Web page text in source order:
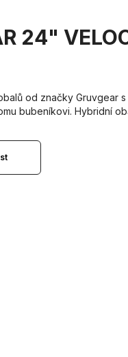
24"
od značky Gruvgear
bubeníkovi. Hybridní